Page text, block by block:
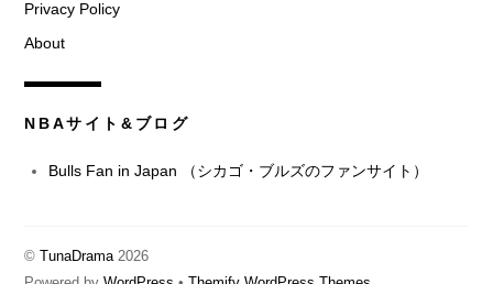
Privacy Policy
About
NBAサイト&ブログ
Bulls Fan in Japan （シカゴ・ブルズのファンサイト）
©TunaDrama 2026